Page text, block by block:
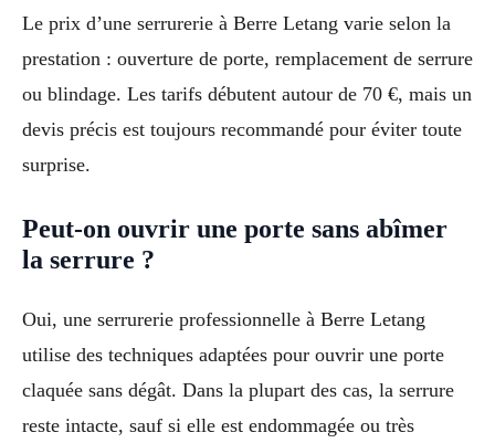
Le prix d’une serrurerie à Berre Letang varie selon la
prestation : ouverture de porte, remplacement de serrure
ou blindage. Les tarifs débutent autour de 70 €, mais un
devis précis est toujours recommandé pour éviter toute
surprise.
Peut-on ouvrir une porte sans abîmer
la serrure ?
Oui, une serrurerie professionnelle à Berre Letang
utilise des techniques adaptées pour ouvrir une porte
claquée sans dégât. Dans la plupart des cas, la serrure
reste intacte, sauf si elle est endommagée ou très